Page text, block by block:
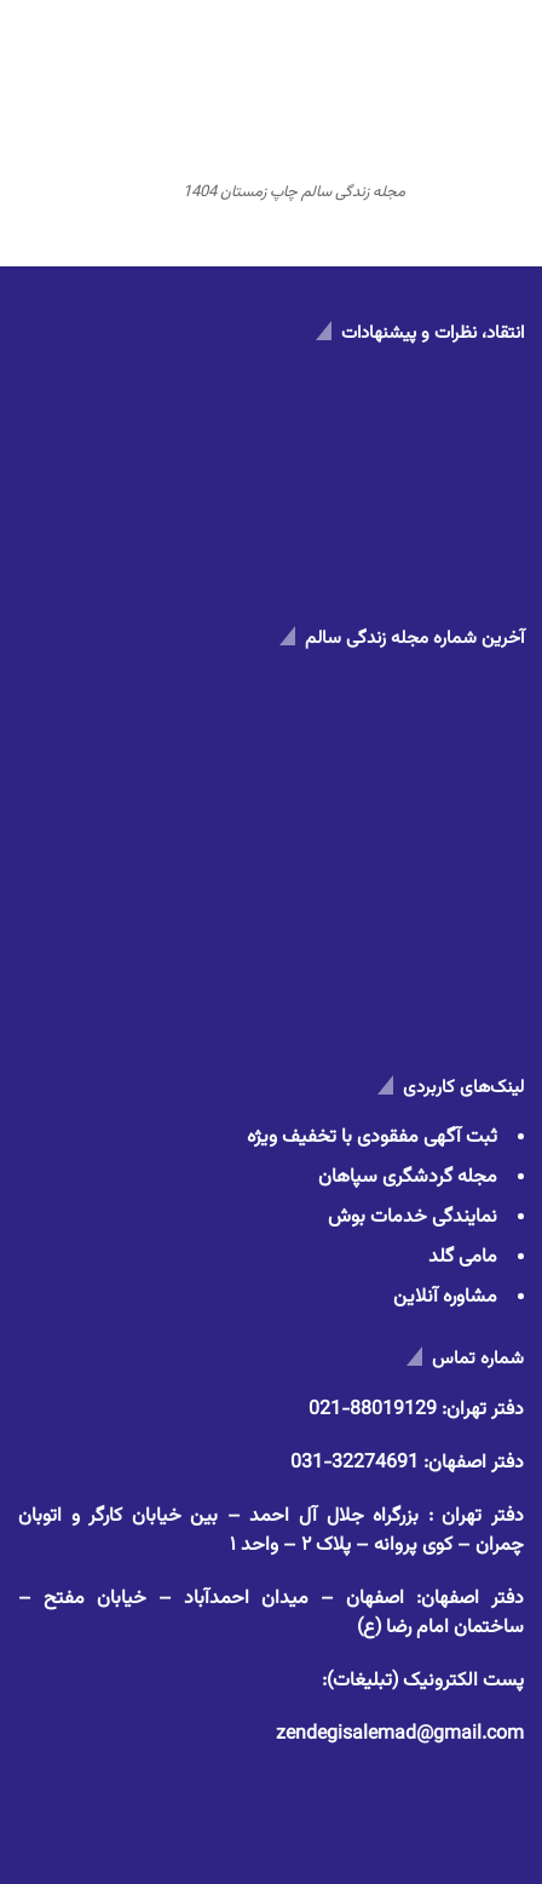
مجله زندگی سالم چاپ زمستان 1404
انتقاد، نظرات و پیشنهادات
آخرین شماره مجله زندگی سالم
لینک‌های کاربردی
ثبت آگهی مفقودی با تخفیف ویژه
مجله گردشگری سپاهان
نمایندگی خدمات بوش
مامی گلد
مشاوره آنلاین
شماره تماس
دفتر تهران: 88019129-021
دفتر اصفهان: 32274691-031
دفتر تهران : بزرگراه جلال آل احمد – بین خیابان کارگر و اتوبان
چمران – کوی پروانه – پلاک ۲ – واحد ۱
دفتر اصفهان: اصفهان – میدان احمدآباد – خیابان مفتح –
ساختمان امام رضا (ع)
پست الکترونیک (تبلیغات):
zendegisalemad@gmail.com